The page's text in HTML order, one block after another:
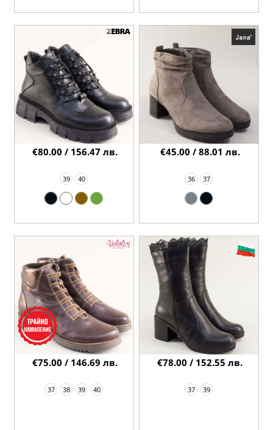
39 40
€80.00 / 156.47 лв.
36 37
€45.00 / 88.01 лв.
37 38 39 40
€75.00 / 146.69 лв.
37 39
€78.00 / 152.55 лв.